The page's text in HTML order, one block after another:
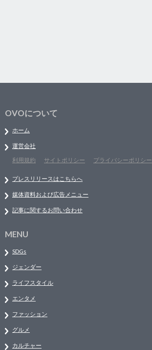
OVOについて
ホーム
運営会社
利用規約
サイトポリシー プライバシーポリシー
プレスリリースはこちらへ
媒体資料および広告メニュー
記事に関するお問い合わせ
MENU
SDGs
ジェンダー
ライフスタイル
エンタメ
ファッション
グルメ
カルチャー